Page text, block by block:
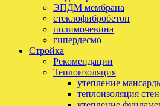
ЭПДМ мембрана
стеклофибробетон
полимочевина
гипердесмо
Стройка
Рекомендации
Теплоизоляция
утепление
теплоизоляция стен